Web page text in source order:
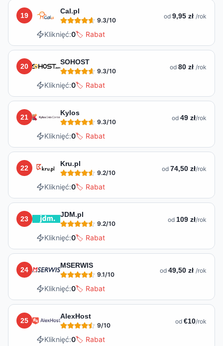
19
Cal.pl
9.3/10 od 9,95 zł /rok
Kliknięć:0🏷️ Rabat
20
SOHOST
9.3/10 od 80 zł /rok
Kliknięć:0🏷️ Rabat
21
Kylos
9.3/10 od 49 zł/rok
Kliknięć:0🏷️ Rabat
22
Kru.pl
9.2/10 od 74,50 zł/rok
Kliknięć:0🏷️ Rabat
23
JDM.pl
9.2/10 od 109 zł/rok
Kliknięć:0🏷️ Rabat
24
MSERWIS
9.1/10 od 49,50 zł /rok
Kliknięć:0🏷️ Rabat
25
AlexHost
9/10 od €10/rok
Kliknięć:0🏷️ Rabat